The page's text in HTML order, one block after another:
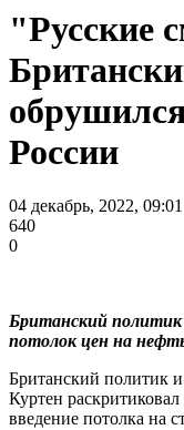
"Русские
России
04 декабрь, 2022, 09:01
640
0
Британский
потолок цен на
Британский политик
Куртен
введение потолка на